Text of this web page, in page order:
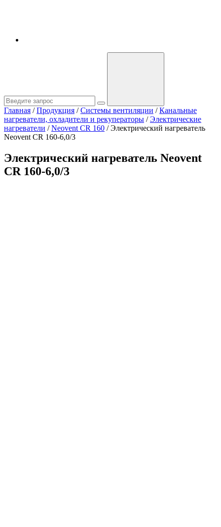
Главная / Продукция / Системы вентиляции / Канальные
нагреватели, охладители и рекуператоры / Электрические
нагреватели / Neovent CR 160 /Электрический нагреватель
Neovent CR 160-6,0/3
Электрический нагреватель Neovent
CR 160-6,0/3